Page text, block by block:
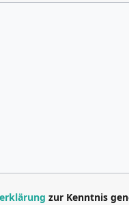
zur Kenntnis